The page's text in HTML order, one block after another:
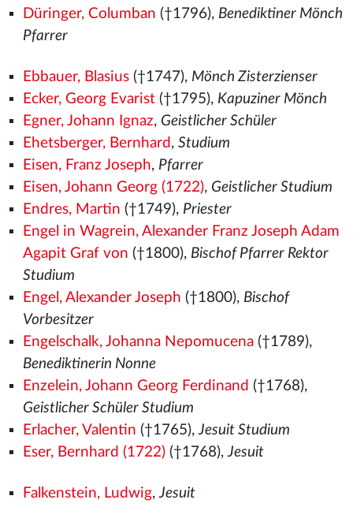
Düringer, Columban (†1796), Benediktiner Mönch
Pfarrer
Ebbauer, Blasius(†1747), Mönch Zisterzienser
Ecker, Georg Evarist(†1795), Kapuziner Mönch
Egner, Johann Ignaz, Geistlicher Schüler
Ehetsberger, Bernhard , Studium
Eisen, Franz Joseph, Pfarrer
Eisen, Johann Georg (1722), Geistlicher Studium
Endres, Martin (†1749), Priester
Engel in Wagrein, Alexander Franz Joseph Adam
Agapit Graf von (†1800), Bischof Pfarrer Rektor
Studium
Engel, Alexander Joseph (†1800), Bischof
Vorbesitzer
Engelschalk, Johanna Nepomucena(†1789),
Benediktinerin Nonne
Enzelein, Johann Georg Ferdinand (†1768),
Geistlicher Schüler Studium
Erlacher, Valentin (†1765),Jesuit Studium
Eser, Bernhard (1722)(†1768),Jesuit
Falkenstein, Ludwig,Jesuit